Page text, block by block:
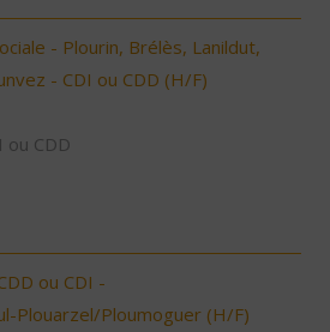
- Plourin, Brélès, Lanildut,
- CDI ou CDD (H/F)
ou CDD
ou CDI -
Plouarzel/Ploumoguer (H/F)